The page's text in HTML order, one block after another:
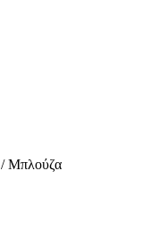
/Μπλούζα